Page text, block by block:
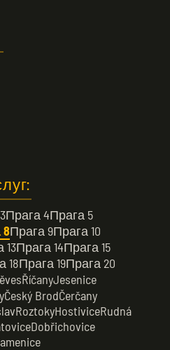
Прага 4Прага 5
8Прага 9Прага 10
13Прага 14Прага 15
18Прага 19Прага 20
ŘíčanyJesenice
Český BrodČerčany
RoztokyHostiviceRudná
Dobřichovice